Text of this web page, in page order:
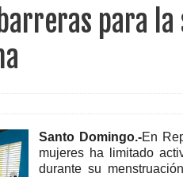
para
Santo Domingo.-En
mujeres ha limitado
durante su